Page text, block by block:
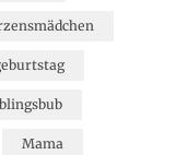
Mama